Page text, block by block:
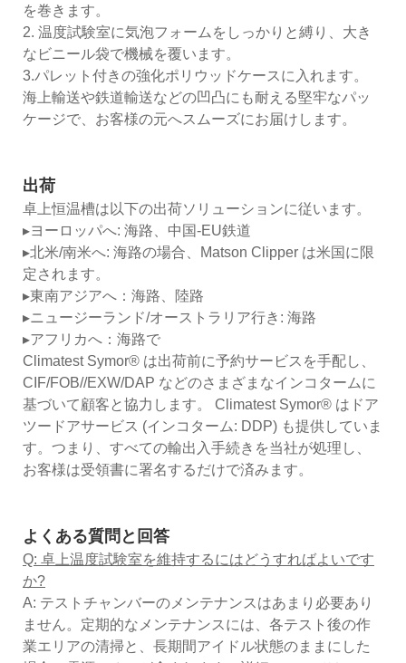
を巻きます。
2. 温度試験室に気泡フォームをしっかりと縛り、大き
なビニール袋で機械を覆います。
3.パレット付きの強化ポリウッドケースに入れます。
海上輸送や鉄道輸送などの凹凸にも耐える堅牢なパッ
ケージで、お客様の元へスムーズにお届けします。
出荷
卓上恒温槽は以下の出荷ソリューションに従います。
▸ヨーロッパへ: 海路、中国-EU鉄道
▸北米/南米へ: 海路の場合、Matson Clipper は米国に限
定されます。
▸東南アジアへ：海路、陸路
▸ニュージーランド/オーストラリア行き: 海路
▸アフリカへ：海路で
Climatest Symor® は出荷前に予約サービスを手配し、
CIF/FOB//EXW/DAP などのさまざまなインコタームに
基づいて顧客と協力します。 Climatest Symor® はドア
ツードアサービス (インコターム: DDP) も提供していま
す。つまり、すべての輸出入手続きを当社が処理し、
お客様は受領書に署名するだけで済みます。
よくある質問と回答
Q: 卓上温度試験室を維持するにはどうすればよいです
か?
A: テストチャンバーのメンテナンスはあまり必要あり
ません。定期的なメンテナンスには、各テスト後の作
業エリアの清掃と、長期間アイドル状態のままにした